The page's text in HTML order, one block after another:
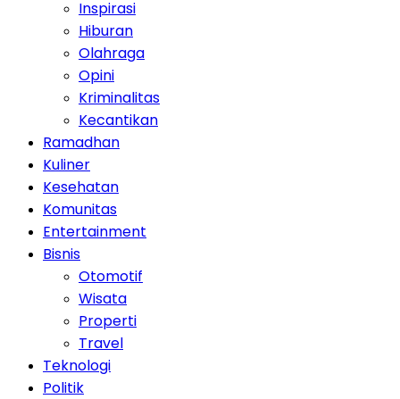
Inspirasi
Hiburan
Olahraga
Opini
Kriminalitas
Kecantikan
Ramadhan
Kuliner
Kesehatan
Komunitas
Entertainment
Bisnis
Otomotif
Wisata
Properti
Travel
Teknologi
Politik